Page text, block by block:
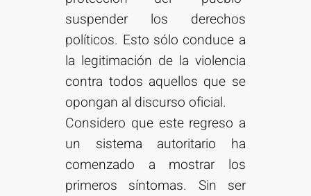
suspender los derechos
políticos. Esto sólo conduce a
la legitimación de la violencia
contra todos aquellos que se
opongan al discurso oficial.
Considero que este regreso a
un sistema autoritario ha
comenzado a mostrar los
primeros síntomas. Sin ser